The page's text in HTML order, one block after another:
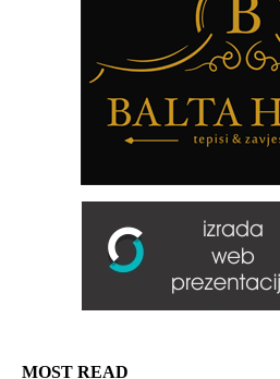
MOST READ